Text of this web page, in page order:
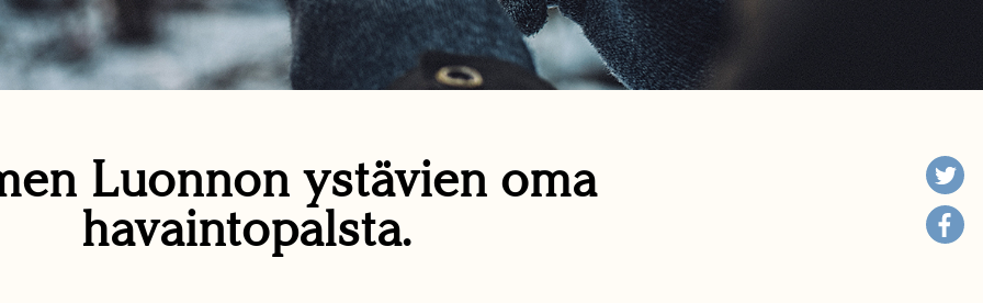
Luonnon ystävien oma
havaintopalsta.